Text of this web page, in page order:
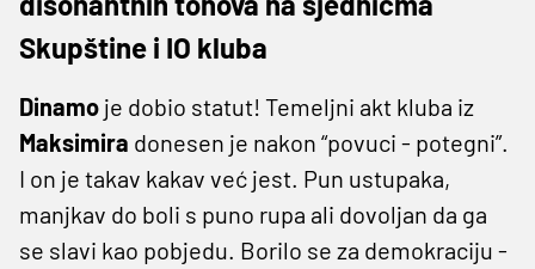
Skupštine i IO kluba
Dinamo je dobio statut! Temeljni akt kluba iz
Maksimira donesen je nakon “povuci - potegni”.
I on je takav kakav već jest. Pun ustupaka,
manjkav do boli s puno rupa ali dovoljan da ga
se slavi kao pobjedu. Borilo se za demokraciju -